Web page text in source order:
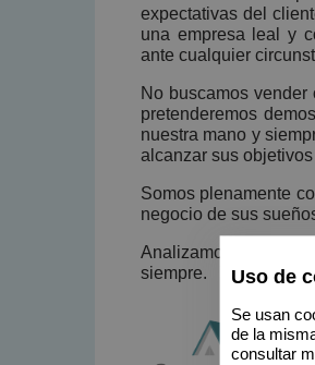
expectativas del
una empresa leal y
ante cualquier
No buscamos
pretenderemos
nuestra mano y
alcanzar sus
Somos plenamente
negocio de sus
Analizamos al
siempre.
Uso de
Se usan
de la
consultar